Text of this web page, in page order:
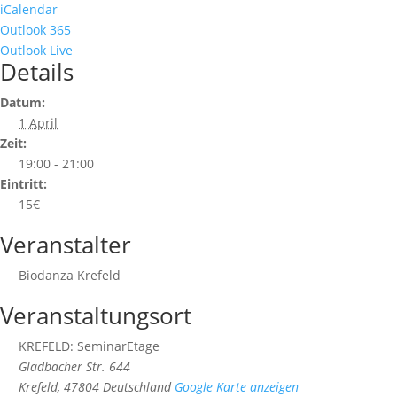
iCalendar
Outlook 365
Outlook Live
Details
Datum:
1 April
Zeit:
19:00 - 21:00
Eintritt:
15€
Veranstalter
Biodanza Krefeld
Veranstaltungsort
KREFELD: SeminarEtage
Gladbacher Str. 644
Krefeld, 47804 Deutschland Google Karte anzeigen